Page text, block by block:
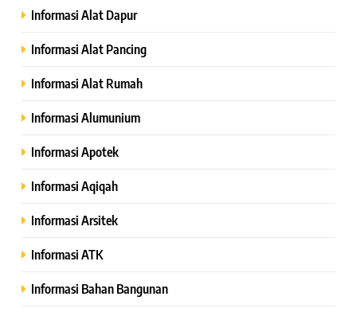
Informasi Alat Dapur
Informasi Alat Pancing
Informasi Alat Rumah
Informasi Alumunium
Informasi Apotek
Informasi Aqiqah
Informasi Arsitek
Informasi ATK
Informasi Bahan Bangunan